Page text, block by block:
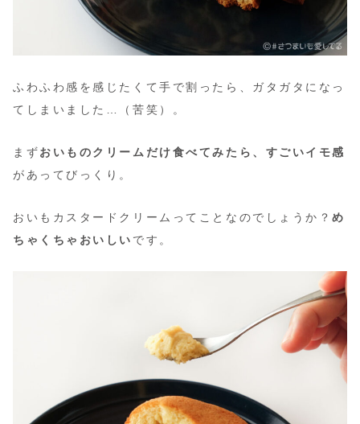
ふわふわ感を感じたくて手で割ったら、ガタガタになっ
てしまいました…（苦笑）。
まずおいものクリームだけ食べてみたら、すごいイモ感
があってびっくり。
おいもカスタードクリームってことなのでしょうか？め
ちゃくちゃおいしい です。